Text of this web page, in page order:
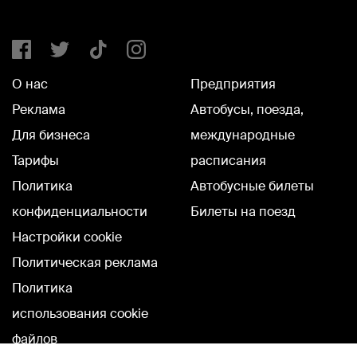
О нас
Реклама
Для бизнеса
Тарифы
Политика
конфиденциальности
Настройки cookie
Политическая реклама
Политика
использования cookie
файлов
Предприятия
Автобусы, поезда,
международные
расписания
Автобусные билеты
Билеты на поезд